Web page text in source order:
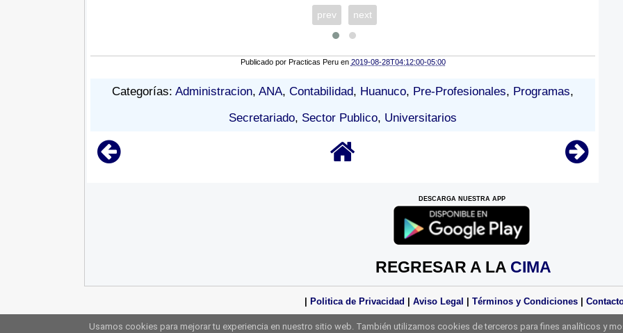
prev next
Publicado por Practicas Peru en 2019-08-28T04:12:00-05:00
Categorías: Administracion, ANA, Contabilidad, Huanuco, Pre-Profesionales, Programas,
Secretariado, Sector Publico, Universitarios
DESCARGA NUESTRA APP
REGRESAR A LA CIMA
| Politica de Privacidad | Aviso Legal | Términos y Condiciones |
Derechos Reservados Practicas Perú 2025
Usamos cookies para mejorar tu experiencia en nuestro sitio web. También utilizamos cookies de terceros para fines analíticos y